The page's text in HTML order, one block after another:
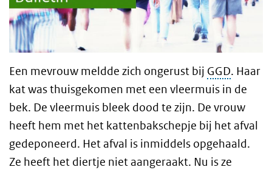
Een mevrouw meldde zich ongerust bij GGD. Haar
kat was thuisgekomen met een vleermuis in de
bek. De vleermuis bleek dood te zijn. De vrouw
heeft hem met het kattenbakschepje bij het afval
gedeponeerd. Het afval is inmiddels opgehaald.
Ze heeft het diertje niet aangeraakt. Nu is ze